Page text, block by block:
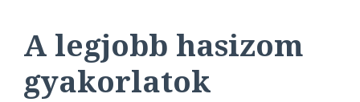
A legjobb hasizom
gyakorlatok